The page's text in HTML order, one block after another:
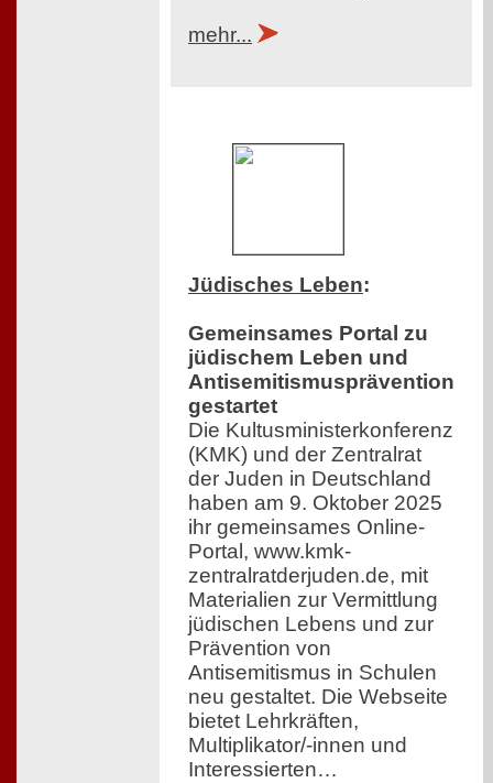
mehr...
Jüdisches Leben:
Gemeinsames Portal zu
jüdischem Leben und
Antisemitismusprävention
gestartet
Die Kultusministerkonferenz
(KMK) und der Zentralrat
der Juden in Deutschland
haben am 9. Oktober 2025
ihr gemeinsames Online-
Portal, www.kmk-
zentralratderjuden.de, mit
Materialien zur Vermittlung
jüdischen Lebens und zur
Prävention von
Antisemitismus in Schulen
neu gestaltet. Die Webseite
bietet Lehrkräften,
Multiplikator/-innen und
Interessierten…